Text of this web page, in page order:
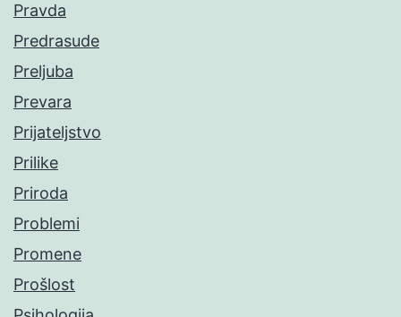
Pravda
Predrasude
Preljuba
Prevara
Prijateljstvo
Prilike
Priroda
Problemi
Promene
Prošlost